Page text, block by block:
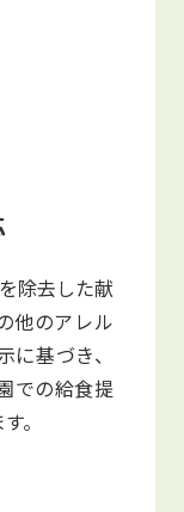
除去した献
他のアレル
基づき、
での給食提
。